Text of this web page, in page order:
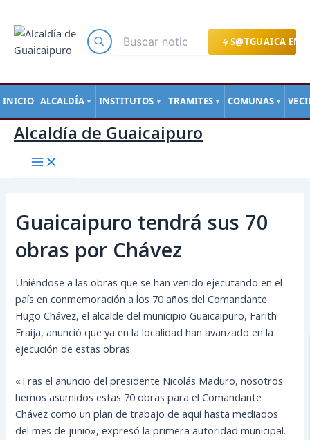
S@TGUAICA EN
INICIO ALCALDÍA ▼ INSTITUTOS ▼ TRAMITES ▼ COMUNAS ▼
contenido
Alcaldía de Guaicaipuro
Guaicaipuro tendrá sus 70
obras por Chávez
Uniéndose a las obras que se han venido ejecutando en el
país en conmemoración a los 70 años del Comandante
Hugo Chávez, el alcalde del municipio Guaicaipuro, Farith
Fraija, anunció que ya en la localidad han avanzado en la
ejecución de estas obras.
«Tras el anuncio del presidente Nicolás Maduro, nosotros
hemos asumidos estas 70 obras para el Comandante
Chávez como un plan de trabajo de aquí hasta mediados
del mes de junio», expresó la primera autoridad municipal.
de
entradas